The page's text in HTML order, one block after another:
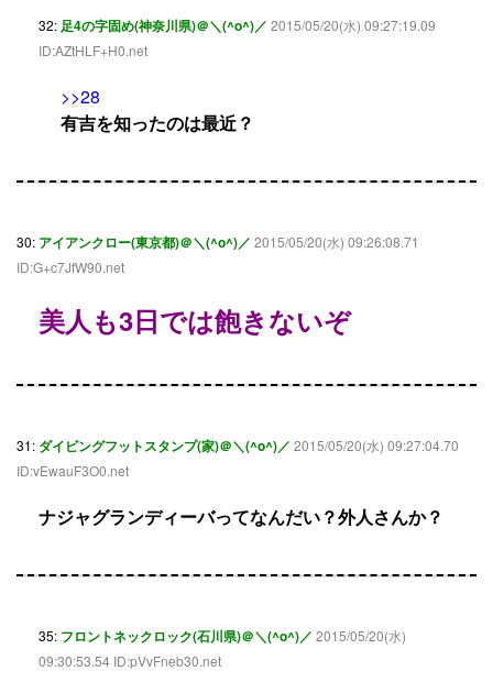
32: 足4の字固め(神奈川県)＠＼(^o^)／ 2015/05/20(水) 09:27:19.09
ID:AZtHLF+H0.net
>>28
有吉を知ったのは最近？
30: アイアンクロー(東京都)＠＼(^o^)／ 2015/05/20(水) 09:26:08.71
ID:G+c7JfW90.net
美人も3日では飽きないぞ
31: ダイビングフットスタンプ(家)＠＼(^o^)／ 2015/05/20(水) 09:27:04.70
ID:vEwauF3O0.net
ナジャグランディーバってなんだい？外人さんか？
35: フロントネックロック(石川県)＠＼(^o^)／ 2015/05/20(水)
09:30:53.54 ID:pVvFneb30.net